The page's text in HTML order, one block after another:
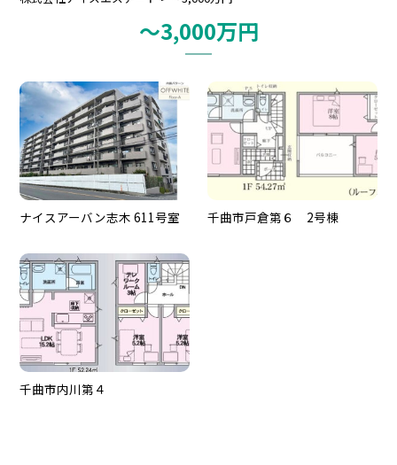
〜3,000万円
ナイスアーバン志木 611号室 千曲市戸倉第６ 2号棟
千曲市内川第４